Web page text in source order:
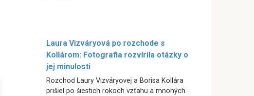
Laura Vizváryová po rozchode s
Kollárom: Fotografia rozvírila otázky o
jej minulosti
Rozchod Laury Vizváryovej a Borisa Kollára
prišiel po šiestich rokoch vzťahu a mnohých